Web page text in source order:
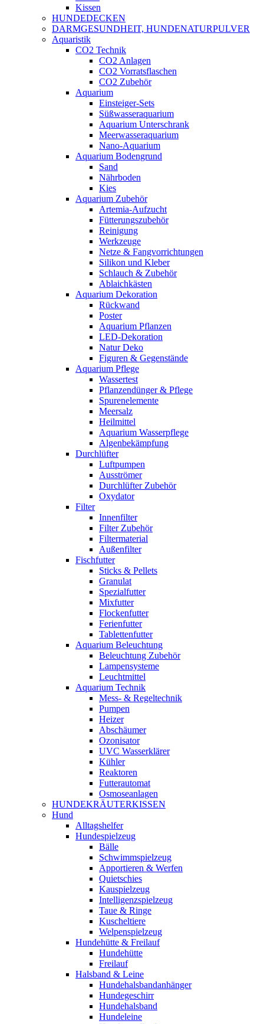
Kissen
HUNDEDECKEN
DARMGESUNDHEIT, HUNDENATURPULVER
Aquaristik
CO2 Technik
CO2 Anlagen
CO2 Vorratsflaschen
CO2 Zubehör
Aquarium
Einsteiger-Sets
Süßwasseraquarium
Aquarium Unterschrank
Meerwasseraquarium
Nano-Aquarium
Aquarium Bodengrund
Sand
Nährboden
Kies
Aquarium Zubehör
Artemia-Aufzucht
Fütterungszubehör
Reinigung
Werkzeuge
Netze & Fangvorrichtungen
Silikon und Kleber
Schlauch & Zubehör
Ablaichkästen
Aquarium Dekoration
Rückwand
Poster
Aquarium Pflanzen
LED-Dekoration
Natur Deko
Figuren & Gegenstände
Aquarium Pflege
Wassertest
Pflanzendünger & Pflege
Spurenelemente
Meersalz
Heilmittel
Aquarium Wasserpflege
Algenbekämpfung
Durchlüfter
Luftpumpen
Ausströmer
Durchlüfter Zubehör
Oxydator
Filter
Innenfilter
Filter Zubehör
Filtermaterial
Außenfilter
Fischfutter
Sticks & Pellets
Granulat
Spezialfutter
Mixfutter
Flockenfutter
Ferienfutter
Tablettenfutter
Aquarium Beleuchtung
Beleuchtung Zubehör
Lampensysteme
Leuchtmittel
Aquarium Technik
Mess- & Regeltechnik
Pumpen
Heizer
Abschäumer
Ozonisator
UVC Wasserklärer
Kühler
Reaktoren
Futterautomat
Osmoseanlagen
HUNDEKRÄUTERKISSEN
Hund
Alltagshelfer
Hundespielzeug
Bälle
Schwimmspielzeug
Apportieren & Werfen
Quietschies
Kauspielzeug
Intelligenzspielzeug
Taue & Ringe
Kuscheltiere
Welpenspielzeug
Hundehütte & Freilauf
Hundehütte
Freilauf
Halsband & Leine
Hundehalsbandanhänger
Hundegeschirr
Hundehalsband
Hundeleine